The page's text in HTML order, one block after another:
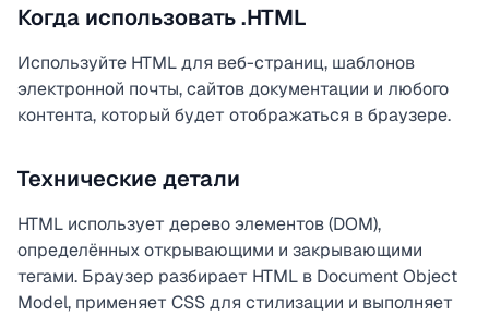
Когда использовать .HTML
Используйте HTML для веб-страниц, шаблонов
электронной почты, сайтов документации и любого
контента, который будет отображаться в браузере.
Технические детали
HTML использует дерево элементов (DOM),
определённых открывающими и закрывающими
тегами. Браузер разбирает HTML в Document Object
Model, применяет CSS для стилизации и выполняет